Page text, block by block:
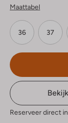
Maattabel
36 37
Reserveer direct